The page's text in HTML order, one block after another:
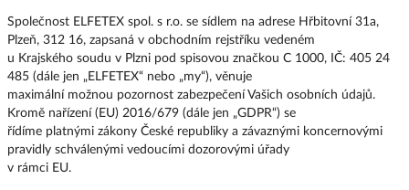
Společnost ELFETEX spol. s r.o. se sídlem na adrese Hřbitovní 31a,
Plzeň, 312 16, zapsaná v obchodním rejstříku vedeném
u Krajského soudu v Plzni pod spisovou značkou C 1000, IČ: 405 24
485 (dále jen „ELFETEX“ nebo „my“), věnuje
maximální možnou pozornost zabezpečení Vašich osobních údajů.
Kromě nařízení (EU) 2016/679 (dále jen „GDPR“) se
řídíme platnými zákony České republiky a závaznými koncernovými
pravidly schválenými vedoucími dozorovými úřady
v rámci EU.